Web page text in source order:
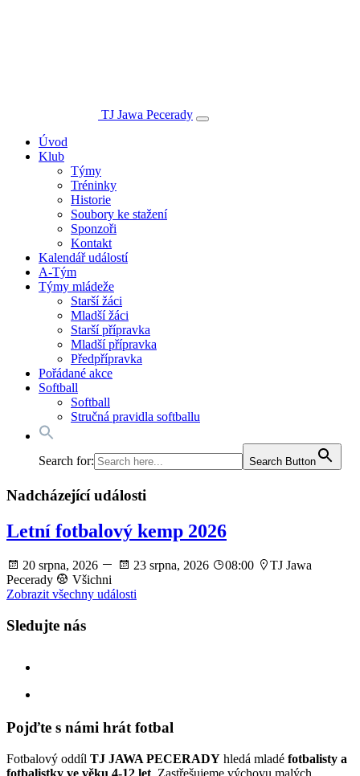
TJ Jawa Pecerady
Úvod
Klub
Týmy
Tréninky
Historie
Soubory ke stažení
Sponzoři
Kontakt
Kalendář událostí
A-Tým
Týmy mládeže
Starší žáci
Mladší žáci
Starší přípravka
Mladší přípravka
Předpřípravka
Pořádané akce
Softball
Softball
Stručná pravidla softballu
Search for: Search Button
Nadcházející události
Letní fotbalový kemp 2026
20 srpna, 2026 23 srpna, 2026 08:00
TJ Jawa
Pecerady
Všichni
Zobrazit všechny události
Sledujte nás
Pojďte s námi hrát fotbal
Fotbalový oddíl TJ JAWA PECERADY hledá mladé fotbalisty a